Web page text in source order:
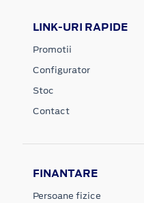
LINK-URI RAPIDE
Promotii
Configurator
Stoc
Contact
FINANTARE
Persoane fizice